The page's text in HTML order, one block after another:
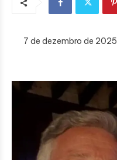
7 de dezembro de 2025